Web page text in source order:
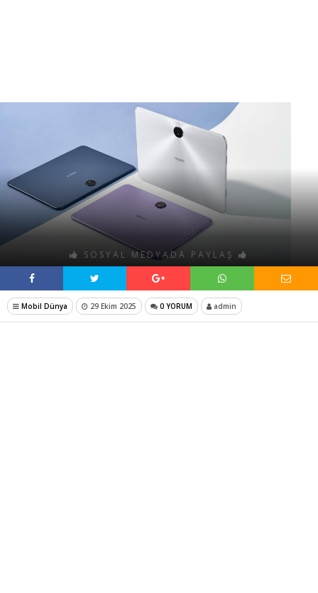
SOSYAL MEDYADA PAYLAŞ
Mobil Dünya 29 Ekim 2025 0 YORUM admin